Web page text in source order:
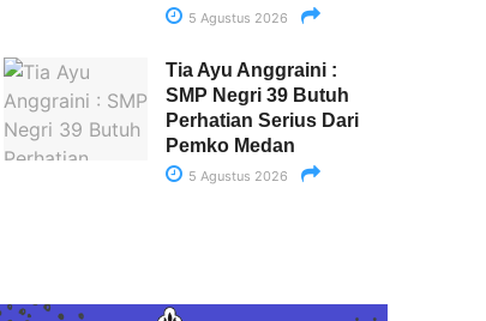
5 Agustus 2026
Tia Ayu Anggraini :
SMP Negri 39 Butuh
Perhatian Serius Dari
Pemko Medan
5 Agustus 2026